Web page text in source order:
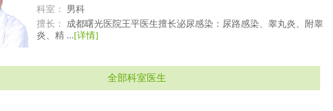
科室：
男科
擅长：
成都曙光医院王平医生擅长泌尿感染：尿路感染、睾丸炎、附睾
炎、精 ...[详情]
全部科室医生